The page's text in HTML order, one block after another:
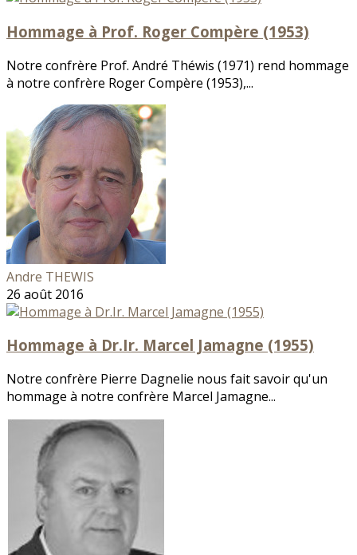
Hommage à Prof. Roger Compère (1953)
Notre confrère Prof. André Théwis (1971) rend hommage
à notre confrère Roger Compère (1953),...
Andre THEWIS
26 août 2016
Hommage à Dr.Ir. Marcel Jamagne (1955)
Notre confrère Pierre Dagnelie nous fait savoir qu'un
hommage à notre confrère Marcel Jamagne...